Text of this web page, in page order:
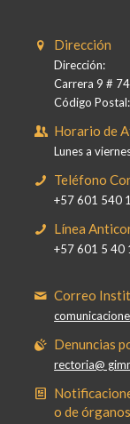
Dirección
Dirección:
Carrera 9 #
Código
Horario de
Lunes a
Teléfono
+57 601 540
Línea
+57 601 5 40
Correo
Denuncias
rectoria@
o de